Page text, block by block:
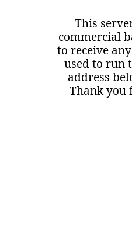
This
commercial
to receive
used to run
address
Thank you